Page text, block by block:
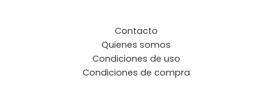
Contacto
Quienes somos
Condiciones de uso
Condiciones de compra